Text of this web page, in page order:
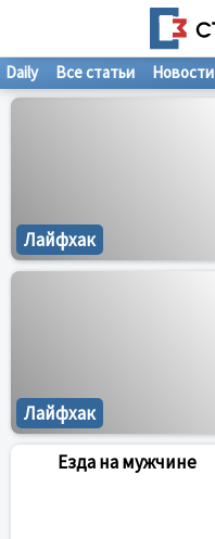
Daily Все статьи Новости
Лайфхак
Лайфхак
Езда на мужчине